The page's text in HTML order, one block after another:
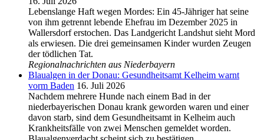
Lebenslange Haft wegen Mordes: Ein 45-Jähriger hat seine
von ihm getrennt lebende Ehefrau im Dezember 2025 in
Wallersdorf erstochen. Das Landgericht Landshut sieht Mord
als erwiesen. Die drei gemeinsamen Kinder wurden Zeugen
der tödlichen Tat.
Regionalnachrichten aus Niederbayern
Blaualgen in der Donau: Gesundheitsamt Kelheim warnt
vorm Baden 16. Juli 2026
Nachdem mehrere Hunde nach einem Bad in der
niederbayerischen Donau krank geworden waren und einer
davon starb, sind dem Gesundheitsamt in Kelheim auch
Krankheitsfälle von zwei Menschen gemeldet worden.